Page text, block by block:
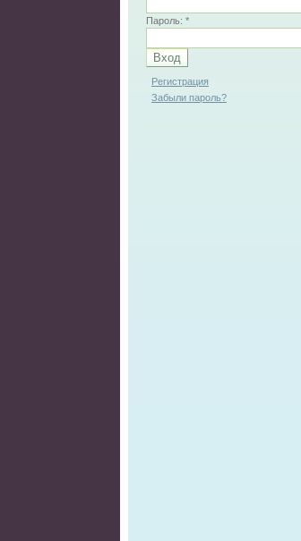
Пароль:*
Регистрация
Забыли пароль?